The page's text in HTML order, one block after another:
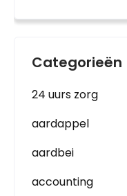
Categorieën
24 uurs zorg
aardappel
aardbei
accounting